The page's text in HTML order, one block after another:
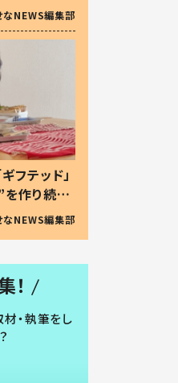
から許
なNEWS編集部
フテッド」
作り続け
令和の子
なNEWS編集部
！
・執筆をし